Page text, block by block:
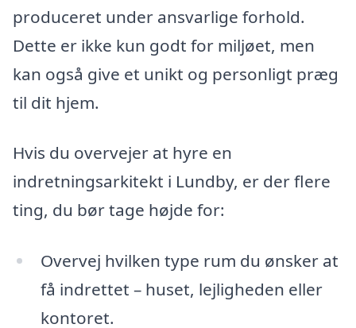
produceret under ansvarlige forhold.
Dette er ikke kun godt for miljøet, men
kan også give et unikt og personligt præg
til dit hjem.
Hvis du overvejer at hyre en
indretningsarkitekt i Lundby, er der flere
ting, du bør tage højde for:
Overvej hvilken type rum du ønsker at
få indrettet – huset, lejligheden eller
kontoret.